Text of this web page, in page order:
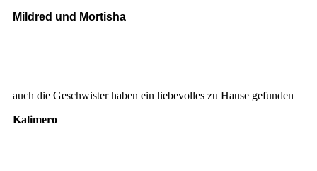
Mildred und Mortisha
auch die Geschwister haben ein liebevolles zu Hause gefunden
Kalimero